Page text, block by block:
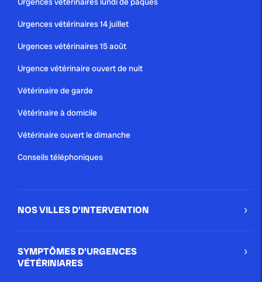
Urgences vétérinaires 14 juillet
Urgences vétérinaires 15 août
Urgence vétérinaire ouvert de nuit
Vétérinaire de garde
Vétérinaire à domicile
Vétérinaire ouvert le dimanche
Conseils téléphoniques
NOS VILLES D'INTERVENTION
SYMPTÔMES D'URGENCES
VÉTÉRINIARES